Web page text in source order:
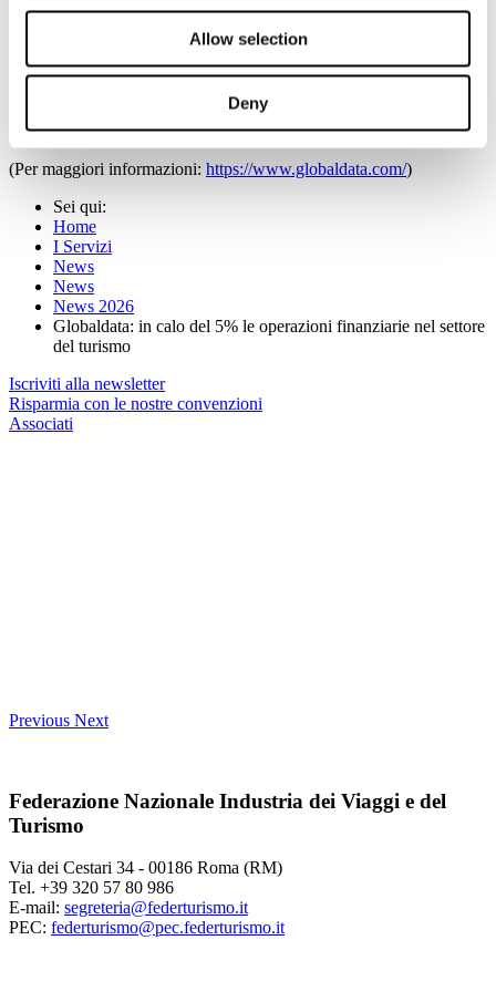
Allow selection
Deny
Anche l’andamento delle tipologie di deal è rimasto eterogeneo.
L’attività di M&A è rimasta stabile; al contrario, il venture financing
e il private equity financing hanno registrato rispettivamente un calo
minore disponibilità di capitale e un clima di investimento più
avverso al rischio.
(Per maggiori informazioni: https://www.globaldata.com/)
Sei qui:
Home
I Servizi
News
News
News 2026
Globaldata: in calo del 5% le operazioni finanziarie nel settore
del turismo
Iscriviti alla newsletter
Risparmia con le nostre convenzioni
Associati
Previous Next
Federazione Nazionale Industria dei Viaggi e del
Turismo
Via dei Cestari 34 - 00186 Roma (RM)
Tel. +39 320 57 80 986
E-mail: segreteria@federturismo.it
PEC: federturismo@pec.federturismo.it